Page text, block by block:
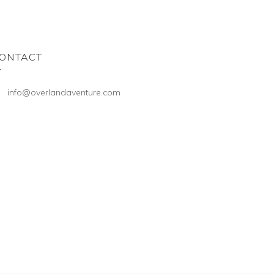
info@overlandaventure.com